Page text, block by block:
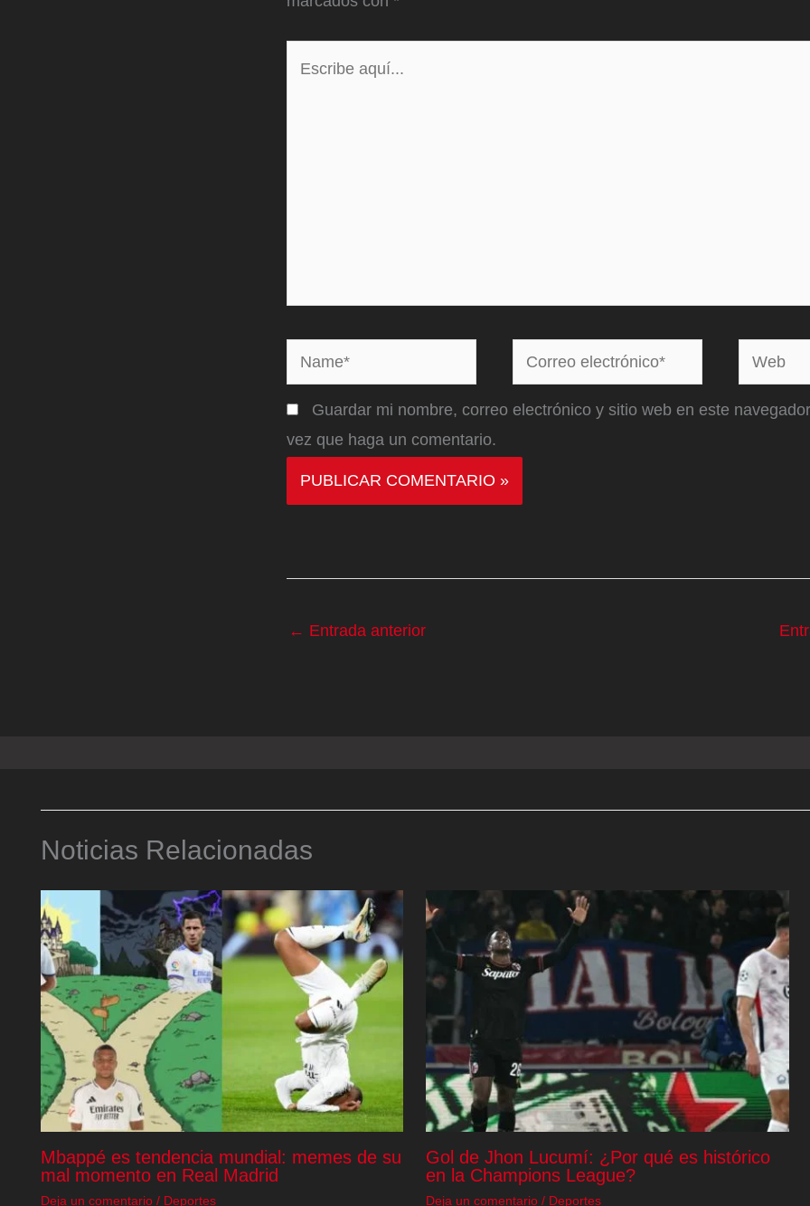
Name*
Correo
electrónico*
Web
Guardar mi nombre, correo electrónico y sitio web en este
vez que haga un comentario.
← Entrada anterior
Noticias Relacionadas
Mbappé es tendencia mundial: memes de su
mal momento en Real Madrid
Deja un comentario / Deportes
Gol de Jhon Lucumí: ¿Por qué es histórico
en la Champions League?
Deja un comentario / Deportes